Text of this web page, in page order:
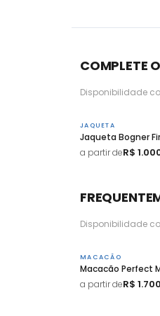
COMPLETE
Disponibilidade
JAQUETA
Jaqueta Bogner
a partir deR$
Disponibilidade
MACACÃO
Macacão Perfect
a partir deR$